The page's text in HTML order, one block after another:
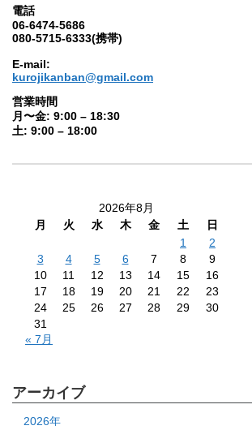
電話
06-6474-5686
080-5715-6333(携帯)
E-mail:
kurojikanban@gmail.com
営業時間
月〜金: 9:00 – 18:30
土: 9:00 – 18:00
2026年8月
月
火 水 木 金 土
日
1
2
3
4 5 6 7 8
9
10
11 12 13 14 15
16
17
18 19 20 21 22
23
24
25 26 27 28 29
30
31
« 7月
アーカイブ
2026年